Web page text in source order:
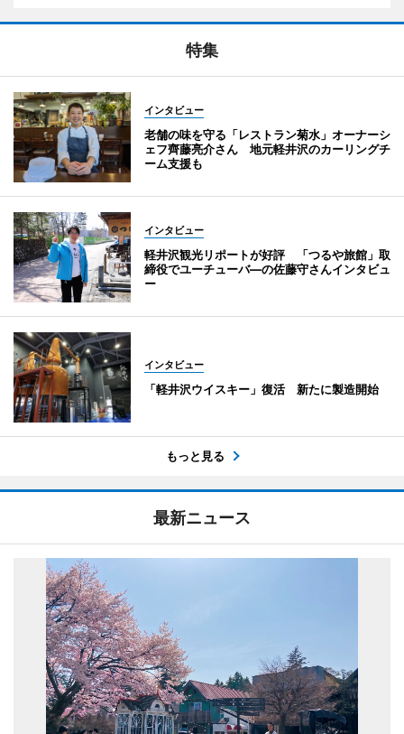
特集
インタビュー
老舗の味を守る「レストラン菊水」オーナーシ
ェフ齊藤亮介さん 地元軽井沢のカーリングチ
ーム支援も
インタビュー
軽井沢観光リポートが好評 「つるや旅館」取
締役でユーチューバ―の佐藤守さんインタビュ
ー
インタビュー
「軽井沢ウイスキー」復活 新たに製造開始
もっと見る
最新ニュース